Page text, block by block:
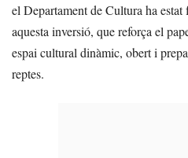
el Departament de Cultura ha
aquesta inversió, que reforça el
espai cultural dinàmic, obert i
reptes.